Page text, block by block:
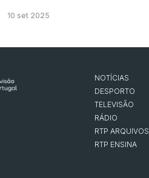
10 set 2025
NOTÍCIAS
DESPORTO
TELEVISÃO
RÁDIO
RTP ARQUIVOS
RTP ENSINA